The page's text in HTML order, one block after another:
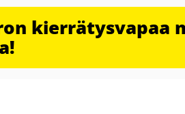
kierrätysvapaa